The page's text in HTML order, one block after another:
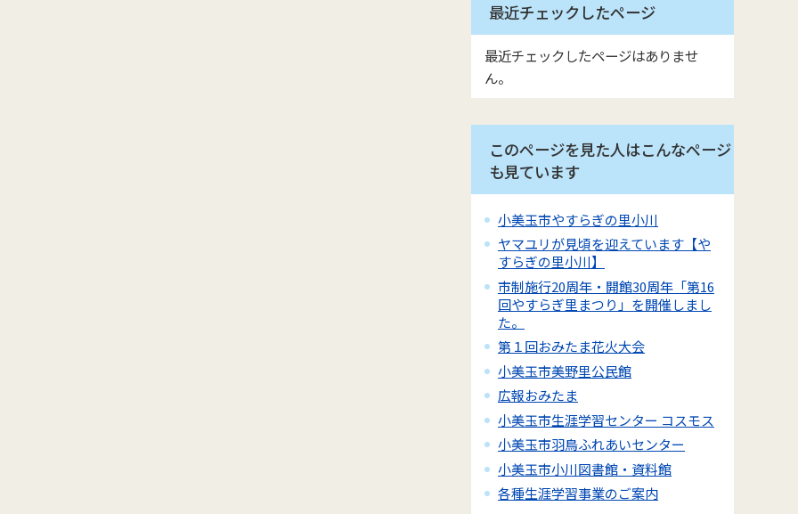
最近チェックしたページ
最近チェックしたページはありませ
ん。
このページを見た人はこんなページ
も見ています
小美玉市やすらぎの里小川
ヤマユリが見頃を迎えています【や
すらぎの里小川】
市制施行20周年・開館30周年「第16
回やすらぎ里まつり」を開催しまし
た。
第１回おみたま花火大会
小美玉市美野里公民館
広報おみたま
小美玉市生涯学習センター コスモス
小美玉市羽鳥ふれあいセンター
小美玉市小川図書館・資料館
各種生涯学習事業のご案内